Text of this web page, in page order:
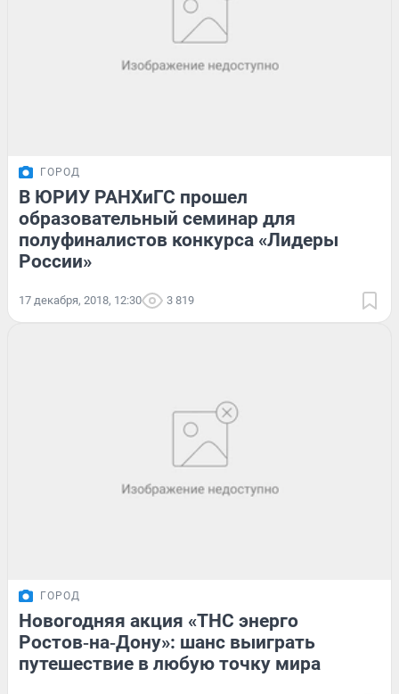
ГОРОД
В ЮРИУ РАНХиГС прошел
образовательный семинар для
полуфиналистов конкурса «Лидеры
России»
17 декабря, 2018, 12:30 3 819
ГОРОД
Новогодняя акция «ТНС энерго
Ростов‑на‑Дону»: шанс выиграть
путешествие в любую точку мира